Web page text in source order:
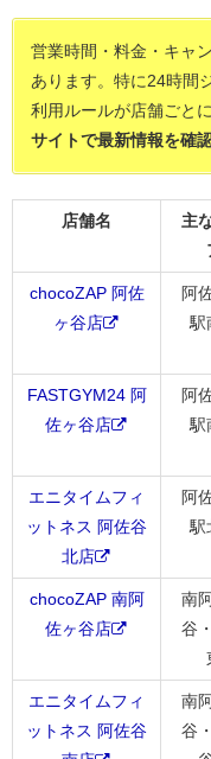
営業時間・料金・キャ
あります。特に24時間
利用ルールが店舗ごと
サイトで最新情報を確
店舗名
主
chocoZAP 阿佐
ヶ谷店
阿
駅
FASTGYM24 阿
佐ヶ谷店
阿
駅
エニタイムフィ
ットネス 阿佐谷
北店
阿
駅
chocoZAP 南阿
佐ヶ谷店
南
谷
エニタイムフィ
ットネス 阿佐谷
南
谷